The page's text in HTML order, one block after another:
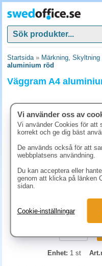
Startsida» Märkning, Skyltning
aluminium röd
Väggram A4
Enhet: 1 st
Vi använder oss av
Vi använder Cookies för att
korrekt och ge dig bäst
De används också för att
webbplatsens användning.
Du kan acceptera eller
genom att klicka på länken
sidan.
Cookie-inställningar